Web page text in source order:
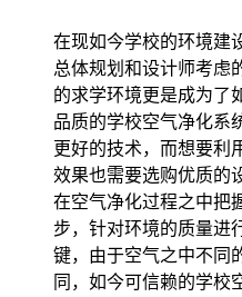
在现如今学校的环境建
总体规划和设计师考虑
的求学环境更是成为了
品质的学校空气净化系
更好的技术，而想要利
效果也需要选购优质的
在空气净化过程之中把
步，针对环境的质量进
键，由于空气之中不同
同，如今可信赖的学校